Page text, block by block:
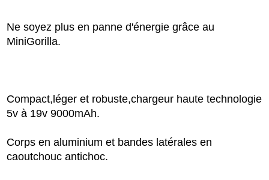
Ne soyez plus en panne d'énergie grâce au
MiniGorilla.
Compact,léger et robuste,chargeur haute technologie
5v à 19v 9000mAh.
Corps en aluminium et bandes latérales en
caoutchouc antichoc.